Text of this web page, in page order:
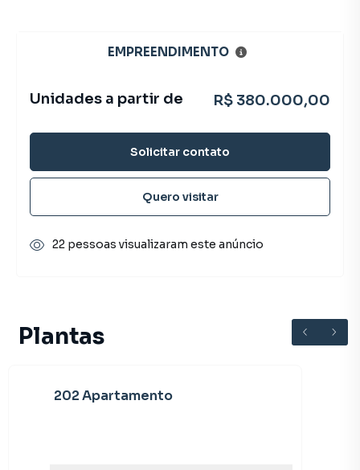
Plantas
202 Apartamento
EMPREENDIMENTO
Unidades a partir de R$ 380.000,00
Solicitar contato
Quero visitar
22 pessoas visualizaram este anúncio